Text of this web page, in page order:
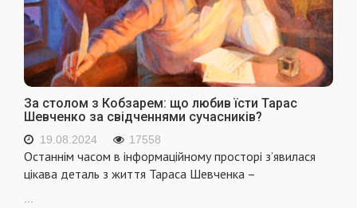
За столом з Кобзарем: що любив їсти Тарас
Шевченко за свідченнями сучасників?
19.08.2024 17558
Останнім часом в інформаційному просторі з’явилася
цікава деталь з життя Тараса Шевченка –
...